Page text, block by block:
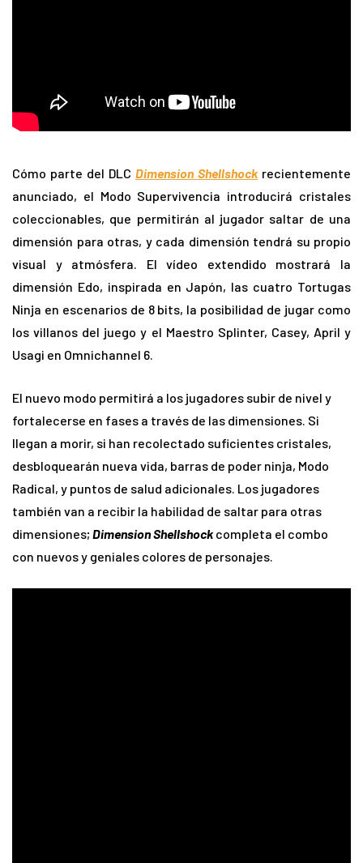
Cómo parte del DLC Dimension Shellshock recientemente
anunciado, el Modo Supervivencia introducirá cristales
coleccionables, que permitirán al jugador saltar de una
dimensión para otras, y cada dimensión tendrá su propio
visual y atmósfera. El vídeo extendido mostrará la
dimensión Edo, inspirada en Japón, las cuatro Tortugas
Ninja en escenarios de 8 bits, la posibilidad de jugar como
los villanos del juego y el Maestro Splinter, Casey, April y
Usagi en Omnichannel 6.
El nuevo modo permitirá a los jugadores subir de nivel y
fortalecerse en fases a través de las dimensiones. Si
llegan a morir, si han recolectado suficientes cristales,
desbloquearán nueva vida, barras de poder ninja, Modo
Radical, y puntos de salud adicionales. Los jugadores
también van a recibir la habilidad de saltar para otras
dimensiones; Dimension Shellshockcompleta el combo
con nuevos y geniales colores de personajes.